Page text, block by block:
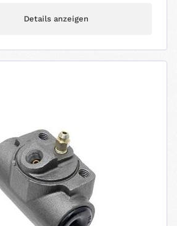
Details anzeigen